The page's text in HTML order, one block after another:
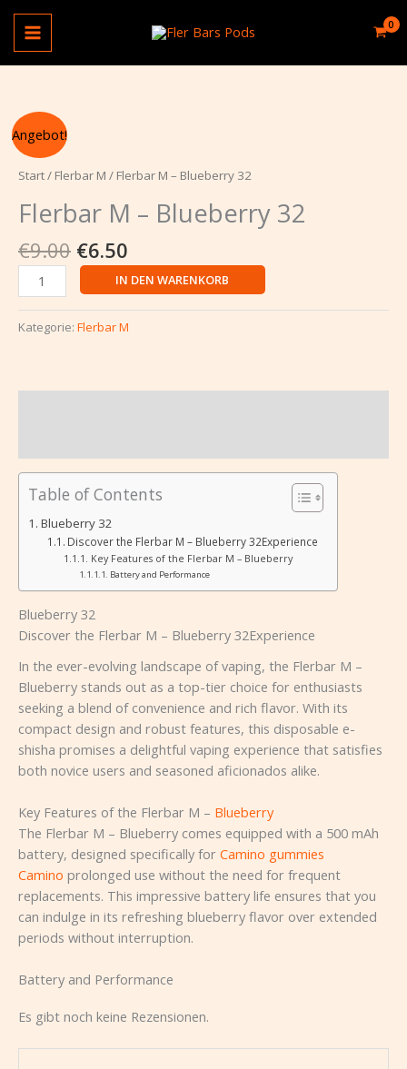
Zum
Inhalt
springen
Angebot!
Start/ Flerbar M / Flerbar M – Blueberry 32
Flerbar M – Blueberry 32
€9.00
war:
€6.50
ist:
Flerbar
M
-
32
IN DEN WARENKORB
Kategorie: Flerbar M
Table of Contents
Blueberry 32
Discover the Flerbar M – Blueberry 32Experience
Key Features of the Flerbar M – Blueberry
Battery and Performance
Blueberry 32
Discover the Flerbar M – Blueberry 32Experience
In the ever-evolving landscape of vaping, the Flerbar M –
Blueberry stands out as a top-tier choice for enthusiasts
seeking a blend of convenience and rich flavor. With its
compact design and robust features, this disposable e-
shisha promises a delightful vaping experience that satisfies
both novice users and seasoned aficionados alike.
Key Features of the Flerbar M – Blueberry
The Flerbar M – Blueberry comes equipped with a 500 mAh
battery, designed specifically for Camino gummies
Camino prolonged use without the need for frequent
replacements. This impressive battery life ensures that you
can indulge in its refreshing blueberry flavor over extended
periods without interruption.
Battery and Performance
Es gibt noch keine Rezensionen.
Blueberry
32